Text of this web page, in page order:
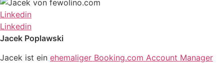
Linkedin
Linkedin
Jacek Poplawski
Jacek ist ein ehemaliger Booking.com Account Manager